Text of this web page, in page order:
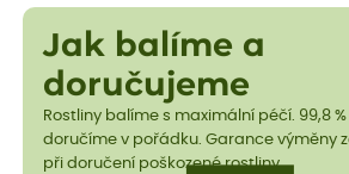
Jak balíme a
doručujeme
Rostliny balíme s maximální péčí. 99,8
doručíme v pořádku. Garance výměny
při doručení poškozené rostliny.